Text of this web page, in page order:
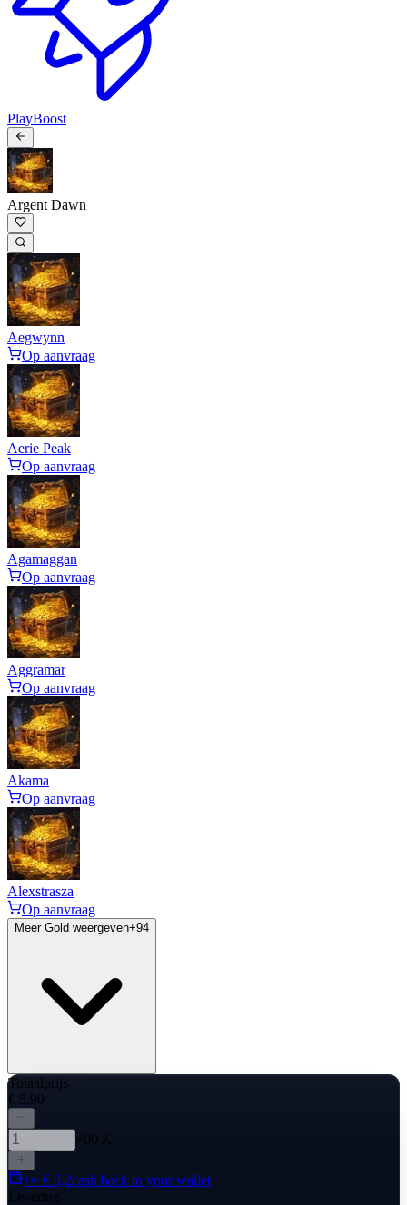
PlayBoost
Argent Dawn
Aegwynn
Op aanvraag
Aerie Peak
Op aanvraag
Agamaggan
Op aanvraag
Aggramar
Op aanvraag
Akama
Op aanvraag
Alexstrasza
Op aanvraag
Meer Gold weergeven+94
Totaalprijs
€ 5,90
×00 K
+≈ € 0,2cash back to your wallet
Levering